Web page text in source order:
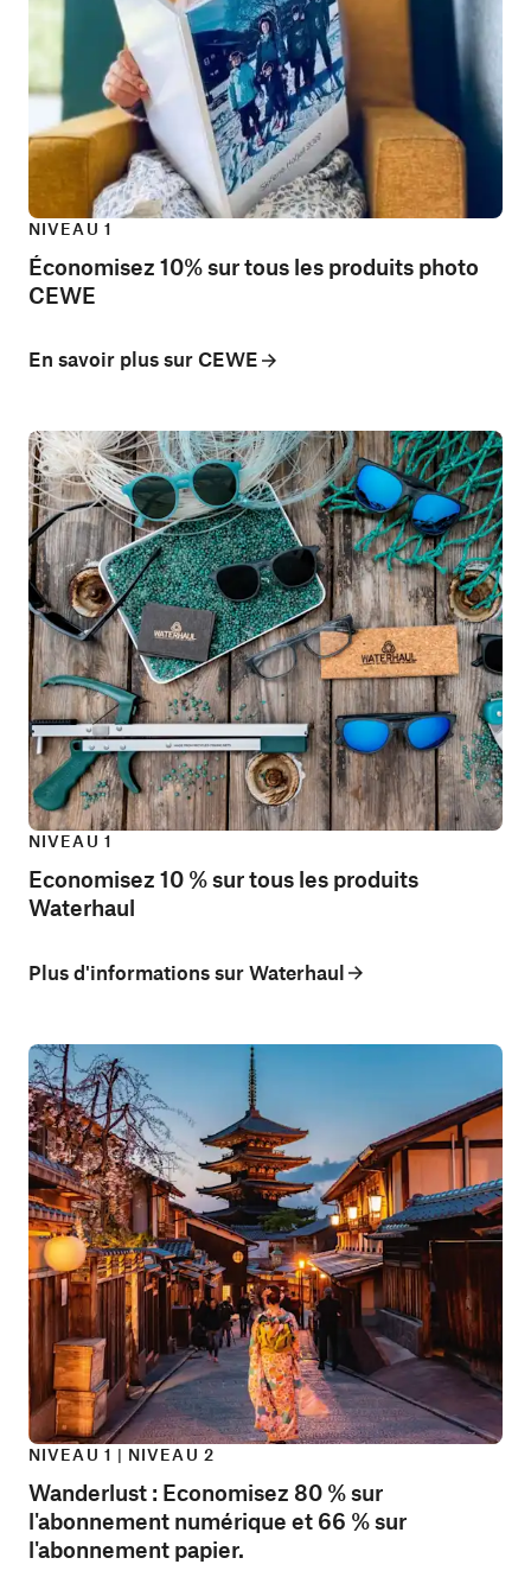
NIVEAU 1
Économisez 10% sur tous les produits photo
CEWE
En savoir plus sur CEWE
NIVEAU 1
Economisez 10 % sur tous les produits
Waterhaul
Plus d'informations sur Waterhaul
NIVEAU 1 | NIVEAU 2
Wanderlust : Economisez 80 % sur
l'abonnement numérique et 66 % sur
l'abonnement papier.